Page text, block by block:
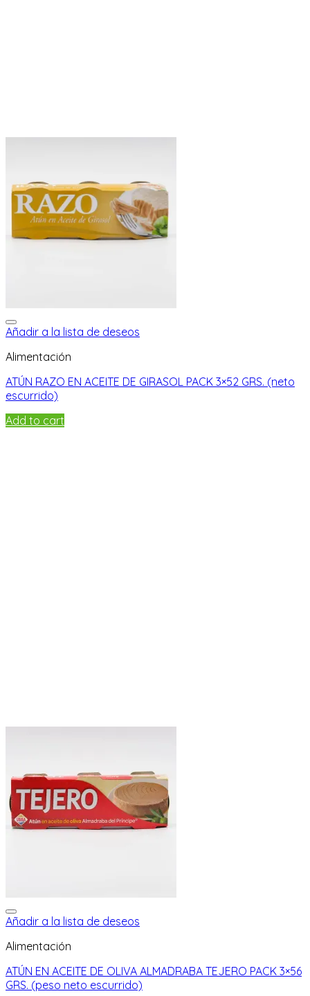
Añadir a la lista de deseos
Alimentación
ATÚN RAZO EN ACEITE DE GIRASOL PACK 3×52 GRS. (neto
escurrido)
Add to cart
Añadir a la lista de deseos
Alimentación
ATÚN EN ACEITE DE OLIVA ALMADRABA TEJERO PACK 3×56
GRS. (peso neto escurrido)